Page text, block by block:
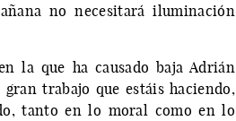
no necesitará iluminación
la que ha causado baja Adrián
trabajo que estáis haciendo,
tanto en lo moral como en lo